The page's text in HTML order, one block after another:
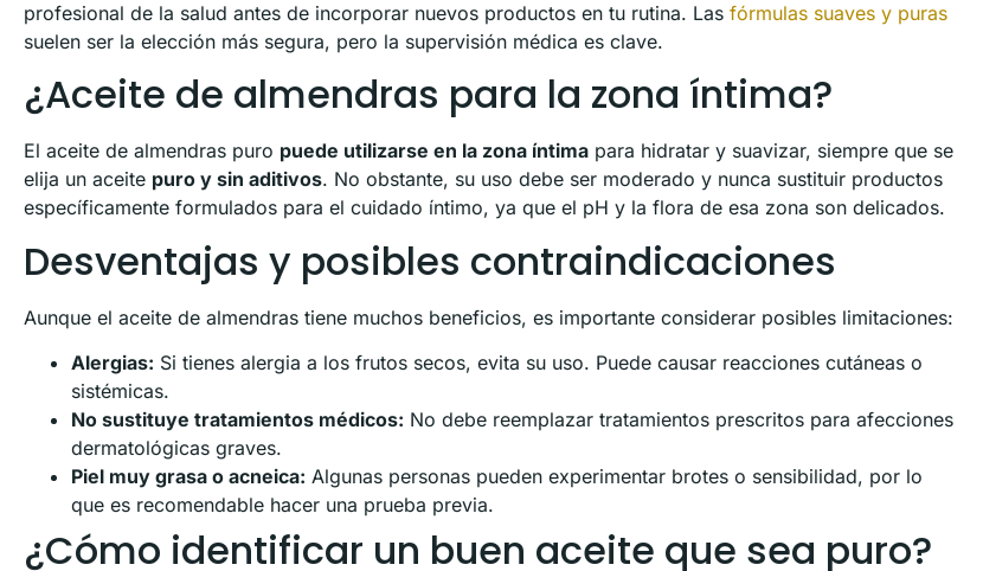
profesional de la salud antes de incorporar nuevos productos en tu rutina. Las fórmulas suaves y puras
suelen ser la elección más segura, pero la supervisión médica es clave.
¿Aceite de almendras para la zona íntima?
El aceite de almendras puro puede utilizarse en la zona íntima para hidratar y suavizar, siempre que se
elija un aceite puro y sin aditivos. No obstante, su uso debe ser moderado y nunca sustituir productos
específicamente formulados para el cuidado íntimo, ya que el pH y la flora de esa zona son delicados.
Desventajas y posibles contraindicaciones
Aunque el aceite de almendras tiene muchos beneficios, es importante considerar posibles limitaciones:
Alergias: Si tienes alergia a los frutos secos, evita su uso. Puede causar reacciones cutáneas o
sistémicas.
No sustituye tratamientos médicos: No debe reemplazar tratamientos prescritos para afecciones
dermatológicas graves.
Piel muy grasa o acneica: Algunas personas pueden experimentar brotes o sensibilidad, por lo
que es recomendable hacer una prueba previa.
¿Cómo identificar un buen aceite que sea puro?